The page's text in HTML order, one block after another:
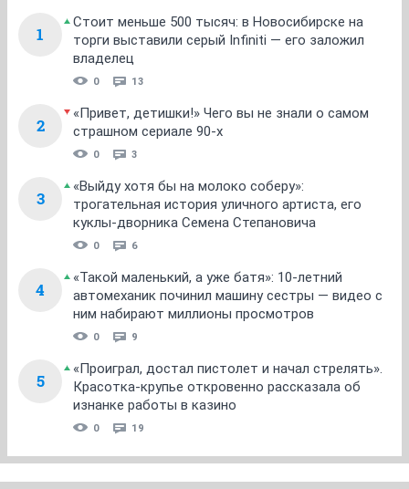
1
Стоит меньше 500 тысяч: в Новосибирске на
торги выставили серый Infiniti — его заложил
владелец
0 13
2
«Привет, детишки!» Чего вы не знали о самом
страшном сериале 90-х
0 3
3
«Выйду хотя бы на молоко соберу»:
трогательная история уличного артиста, его
куклы-дворника Семена Степановича
0 6
4
«Такой маленький, а уже батя»: 10-летний
автомеханик починил машину сестры — видео с
ним набирают миллионы просмотров
0 9
5
«Проиграл, достал пистолет и начал стрелять».
Красотка-крупье откровенно рассказала об
изнанке работы в казино
0 19